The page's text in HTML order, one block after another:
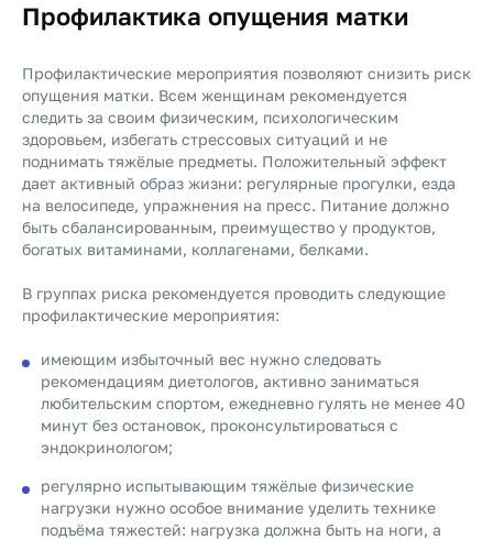
Профилактика опущения матки
Профилактические мероприятия позволяют снизить риск
опущения матки. Всем женщинам рекомендуется
следить за своим физическим, психологическим
здоровьем, избегать стрессовых ситуаций и не
поднимать тяжёлые предметы. Положительный эффект
дает активный образ жизни: регулярные прогулки, езда
на велосипеде, упражнения на пресс. Питание должно
быть сбалансированным, преимущество у продуктов,
богатых витаминами, коллагенами, белками.
В группах риска рекомендуется проводить следующие
профилактические мероприятия:
имеющим избыточный вес нужно следовать
рекомендациям диетологов, активно заниматься
любительским спортом, ежедневно гулять не менее 40
минут без остановок, проконсультироваться с
эндокринологом;
регулярно испытывающим тяжёлые физические
нагрузки нужно особое внимание уделить технике
подъёма тяжестей: нагрузка должна быть на ноги, а